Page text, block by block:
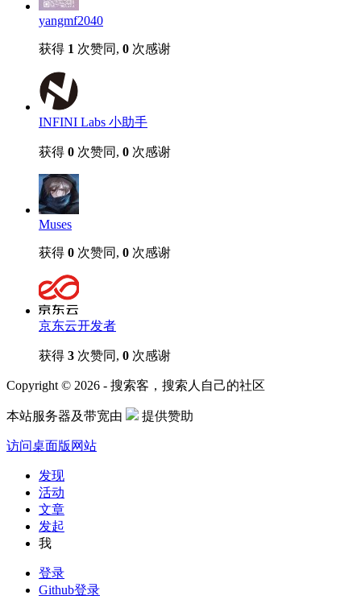
yangmf2040
获得 1 次赞同, 0 次感谢
INFINI Labs 小助手
获得 0 次赞同, 0 次感谢
Muses
获得 0 次赞同, 0 次感谢
京东云开发者
获得 3 次赞同, 0 次感谢
Copyright © 2026 - 搜索客，搜索人自己的社区
本站服务器及带宽由 提供赞助
访问桌面版网站
发现
活动
文章
发起
我
登录
Github登录